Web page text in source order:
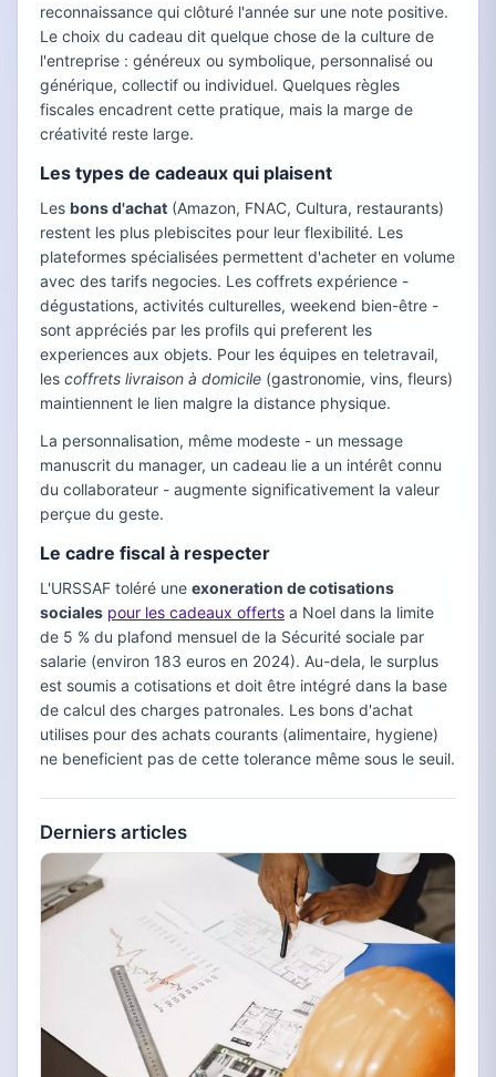
reconnaissance qui clôturé l'année sur une note positive.
Le choix du cadeau dit quelque chose de la culture de
l'entreprise : généreux ou symbolique, personnalisé ou
générique, collectif ou individuel. Quelques règles
fiscales encadrent cette pratique, mais la marge de
créativité reste large.
Les types de cadeaux qui plaisent
Les bons d'achat (Amazon, FNAC, Cultura, restaurants)
restent les plus plebiscites pour leur flexibilité. Les
plateformes spécialisées permettent d'acheter en volume
avec des tarifs negocies. Les coffrets expérience -
dégustations, activités culturelles, weekend bien-être -
sont appréciés par les profils qui preferent les
experiences aux objets. Pour les équipes en teletravail,
les coffrets livraison à domicile (gastronomie, vins, fleurs)
maintiennent le lien malgre la distance physique.
La personnalisation, même modeste - un message
manuscrit du manager, un cadeau lie a un intérêt connu
du collaborateur - augmente significativement la valeur
perçue du geste.
Le cadre fiscal à respecter
L'URSSAF toléré une exoneration de cotisations
sociales pour les cadeaux offerts a Noel dans la limite
de 5 % du plafond mensuel de la Sécurité sociale par
salarie (environ 183 euros en 2024). Au-dela, le surplus
est soumis a cotisations et doit être intégré dans la base
de calcul des charges patronales. Les bons d'achat
utilises pour des achats courants (alimentaire, hygiene)
ne beneficient pas de cette tolerance même sous le seuil.
Derniers articles